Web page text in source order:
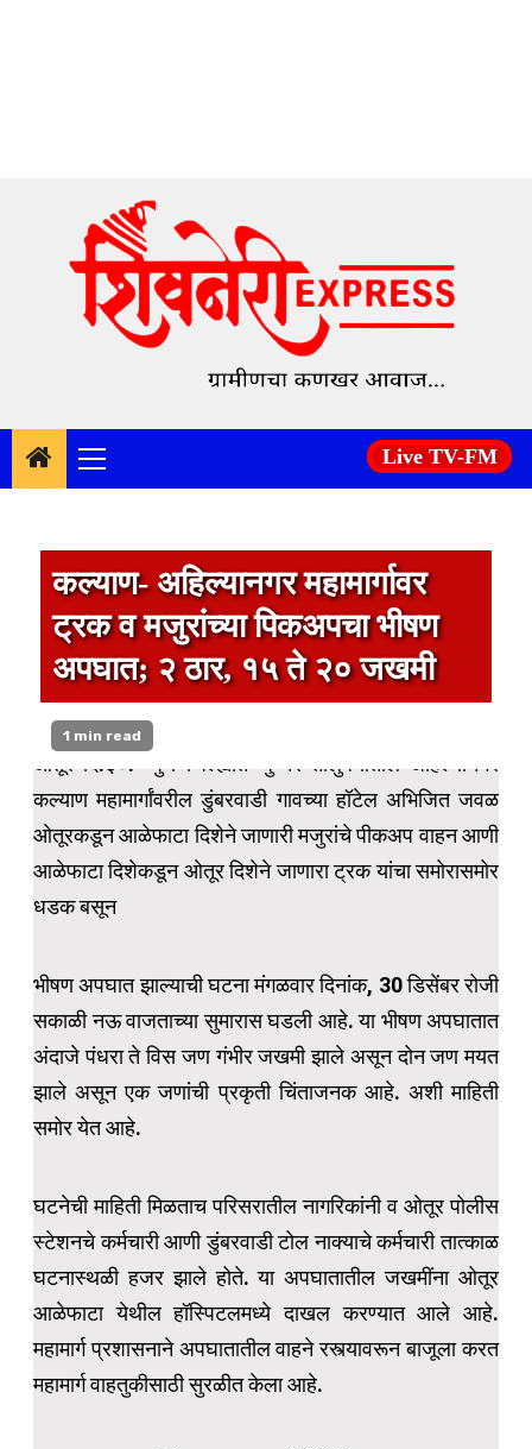
content
Primary
Menu
Live TV-FM
कल्याण- अहिल्यानगर महामार्गावर
ट्रक व मजुरांच्या पिकअपचा भीषण
अपघात; २ ठार, १५ ते २० जखमी
1 min read
ओतूर दि.३०:- पुणे जिल्ह्यात जुन्नर तालुक्यातील अहिल्यानगर
कल्याण महामार्गांवरील डुंबरवाडी गावच्या हॉटेल अभिजित जवळ
ओतूरकडून आळेफाटा दिशेने जाणारी मजुरांचे पीकअप वाहन आणी
आळेफाटा दिशेकडून ओतूर दिशेने जाणारा ट्रक यांचा समोरासमोर
धडक बसून
भीषण अपघात झाल्याची घटना मंगळवार दिनांक, 30 डिसेंबर रोजी
सकाळी नऊ वाजताच्या सुमारास घडली आहे. या भीषण अपघातात
अंदाजे पंधरा ते विस जण गंभीर जखमी झाले असून दोन जण मयत
झाले असून एक जणांची प्रकृती चिंताजनक आहे. अशी माहिती
समोर येत आहे.
घटनेची माहिती मिळताच परिसरातील नागरिकांनी व ओतूर पोलीस
स्टेशनचे कर्मचारी आणी डुंबरवाडी टोल नाक्याचे कर्मचारी तात्काळ
घटनास्थळी हजर झाले होते. या अपघातातील जखमींना ओतूर
आळेफाटा येथील हॉस्पिटलमध्ये दाखल करण्यात आले आहे.
महामार्ग प्रशासनाने अपघातातील वाहने रस्त्यावरून बाजूला करत
महामार्ग वाहतुकीसाठी सुरळीत केला आहे.